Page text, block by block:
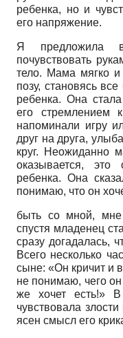
ребенка, но и
его напряжение.
Я предложила
почувствовать
тело. Мама мягко и
позу, становясь
ребенка. Она
его
напоминали игру
друг на друга,
круг. Неожиданно
оказывается,
ребенка. Она
понимаю, что он
быть со мной,
спустя младенец
сразу догадалась,
Всего несколько
сыне: «Он кричит и
не понимаю, чего
же хочет есть!»
чувствовала
ясен смысл его